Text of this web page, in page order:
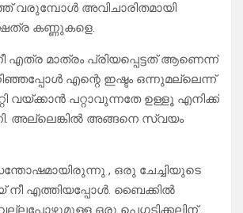
വരുമ്പോൾ അവിചാരിതമായി
കണ്ണുകളെ.
എത്ര മാത്രം പ്രിയപ്പെട്ടത് ആണെന്ന്
എന്റെ ഇഷ്ടം ഒന്നുമല്ലെന്ന്
വയ്ക്കാൻ പറ്റാവുന്നതേ ഉള്ളൂ എനിക്ക്
അല്ലെങ്കിൽ അങ്ങനെ സ്വയം
സന്തോഷമായിരുന്നു , ഒരു ചേച്ചിയുടെ
എത്തിയപ്പോൾ. ബൈക്കിൽ